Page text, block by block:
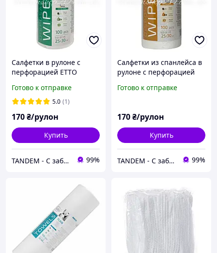
Салфетки в рулоне с
перфорацией ETTO
(100 шт), структура
гладкая
Готово к отправке
5.0 (1)
170₴/рулон
Купить
TANDEM - С заботой о Вас и ваших клиентах 99%
Салфетки из спанлейса в
рулоне с перфорацией
шт), структура сетка
Готово к отправке
170₴/рулон
Купить
TANDEM - С заботой о Вас и ваших клиентах 99%